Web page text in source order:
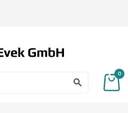
search
0